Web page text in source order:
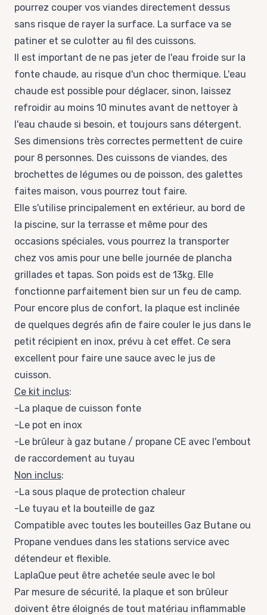
pourrez couper vos viandes directement dessus
sans risque de rayer la surface. La surface va se
patiner et se culotter au fil des cuissons.
Il est important de ne pas jeter de l'eau froide sur la
fonte chaude, au risque d'un choc thermique. L'eau
chaude est possible pour déglacer, sinon, laissez
refroidir au moins 10 minutes avant de nettoyer à
l'eau chaude si besoin, et toujours sans détergent.
Ses dimensions très correctes permettent de cuire
pour 8 personnes. Des cuissons de viandes, des
brochettes de légumes ou de poisson, des galettes
faites maison, vous pourrez tout faire.
Elle s'utilise principalement en extérieur, au bord de
la piscine, sur la terrasse et même pour des
occasions spéciales, vous pourrez la transporter
chez vos amis pour une belle journée de plancha
grillades et tapas. Son poids est de 13kg. Elle
fonctionne parfaitement bien sur un feu de camp.
Pour encore plus de confort, la plaque est inclinée
de quelques degrés afin de faire couler le jus dans le
petit récipient en inox, prévu à cet effet. Ce sera
excellent pour faire une sauce avec le jus de
cuisson.
Ce kit inclus:
-La plaque de cuisson fonte
-Le pot en inox
-Le brûleur à gaz butane / propane CE avec l'embout
de raccordement au tuyau
Non inclus:
-La sous plaque de protection chaleur
-Le tuyau et la bouteille de gaz
Compatible avec toutes les bouteilles Gaz Butane ou
Propane vendues dans les stations service avec
détendeur et flexible.
LaplaQue peut être achetée seule avec le bol
Par mesure de sécurité, la plaque et son brûleur
doivent être éloignés de tout matériau inflammable